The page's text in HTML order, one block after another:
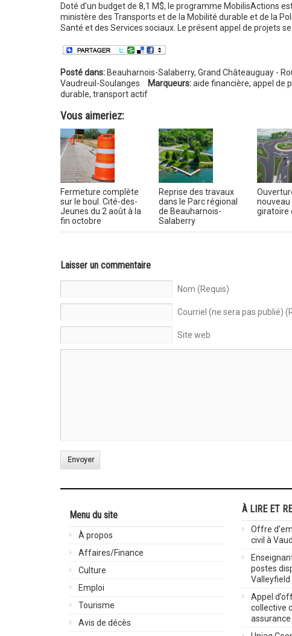
Doté d’un budget de 8,1 M$, le programme MobilisActions
ministère des Transports et de la Mobilité durable et de la
Santé et des Services sociaux. Le présent appel de projets
Posté dans:Beauharnois-Salaberry, Grand Châteauguay -
Vaudreuil-Soulanges
Marqueurs: aide financière, appel de
durable, transport actif
Vous aimeriez:
Fermeture complète
sur le boul. Cité-des-
Jeunes du 2 août à la
fin octobre
Reprise des travaux
dans le Parc régional
de Beauharnois-
Salaberry
giratoire
Laisser un commentaire
Nom (Requis)
Courriel (ne sera pas publié)
Site web
Envoyer
Menu du site
À propos
Affaires/Finance
Culture
Emploi
Tourisme
Avis de décès
À LIRE ET
Offre
civil à
postes
Valleyfield
Appel
collective
assurance